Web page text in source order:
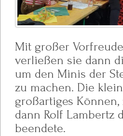
Mit großer
verließen sie dann
um den Minis der
zu machen. Die
großartiges
dann Rolf Lambertz
beendete.